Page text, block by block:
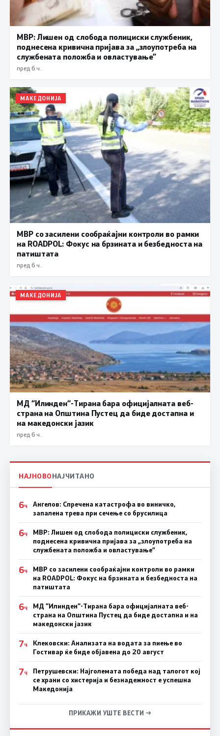
МВР: Лишен од слобода полициски службеник,
поднесена кривична пријава за „злоупотреба на
службената положба и овластување”
пред 6 ч.
МАКЕДОНИЈА
МВР со засилени сообраќајни контроли во рамки
на ROADPOL: Фокус на брзината и безбедноста на
патиштата
пред 6 ч.
МАКЕДОНИЈА
МД “Илинден“-Тирана бара официјалната веб-
страна на Општина Пустец да биде достапна и
на македонски јазик
пред 6 ч.
НАЈНОВОНАЈЧИТАНО
6Ч
Ангелов: Спречена катастрофа во виничко,
запалена трева при сечење со брусилица
6Ч
МВР: Лишен од слобода полициски службеник,
поднесена кривична пријава за „злоупотреба на
службената положба и овластување”
6Ч
МВР со засилени сообраќајни контроли во рамки
на ROADPOL: Фокус на брзината и безбедноста на
патиштата
6Ч
МД “Илинден“-Тирана бара официјалната веб-
страна на Општина Пустец да биде достапна и на
македонски јазик
7Ч
Клековски: Анализата на водата за пиење во
Гостивар ќе биде објавена до 20 август
7Ч
Петрушевски: Најголемата победа над талогот кој
се храни со хистерија и безнадежност е успешна
Македонија
ПРИКАЖИ УШТЕ ВЕСТИ →